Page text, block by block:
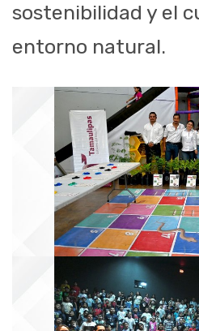
sostenibilidad y el
entorno natural.